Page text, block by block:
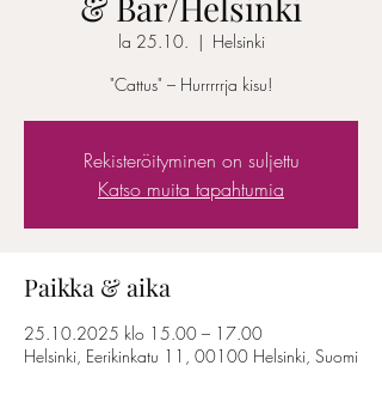
la 25.10.
  |
Helsinki
"Cattus" – Hurrrrrja kisu!
Rekisteröityminen on suljettu
Katso muita tapahtumia
Paikka & aika
25.10.2025 klo 15.00 – 17.00
Helsinki, Eerikinkatu 11, 00100 Helsinki, Suomi